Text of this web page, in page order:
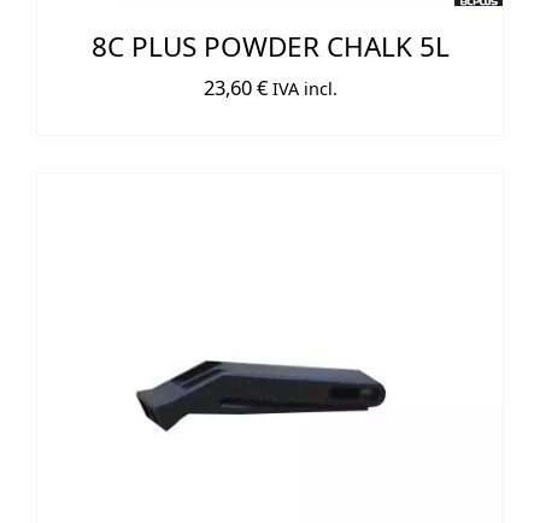
8C PLUS POWDER CHALK 5L
23,60€ IVA incl.